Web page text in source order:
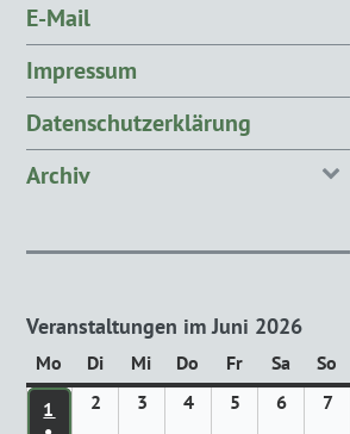
E-Mail
Impressum
Datenschutzerklärung
Archiv
Veranstaltungen im Juni 2026
Mo Montag
DiDienstag
Mi Mittwoch
Do Donnerstag
FrFreitag
Sa Samstag
So
1
1. JUNI 2026
2 3 44.
5 66.
77.